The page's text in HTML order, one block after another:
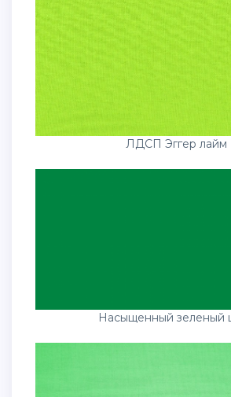
ЛДСП Эггер лайм
Насыщенный зеленый